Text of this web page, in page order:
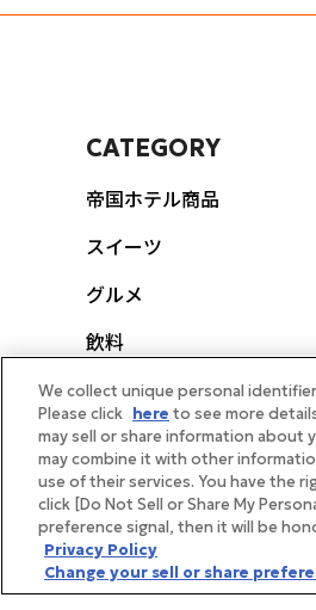
CATEGORY
帝国ホテル商品
スイーツ
グルメ
飲料
生活雑貨
スヌーピー
ギフト券
体験・イベント
ギフト向け商品
We collect unique personal
Please click here to see more
may sell or share information
may combine it with other
use of their services. You have the
click [Do Not Sell or Share My
preference signal, then it will be
Privacy Policy
Change your sell or share